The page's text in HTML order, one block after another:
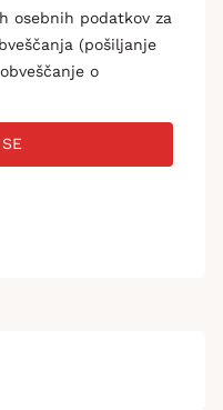
osebnih podatkov za
(pošiljanje
o